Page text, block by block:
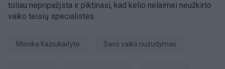
toliau nepripažįsta ir piktinasi, kad kelio nelaimei neužkirto
vaiko teisių specialistės.
Monika Kaziukaitytė savo vaiko nužudymas